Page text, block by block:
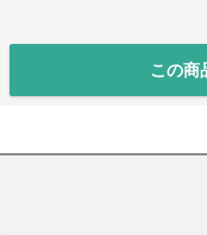
この商